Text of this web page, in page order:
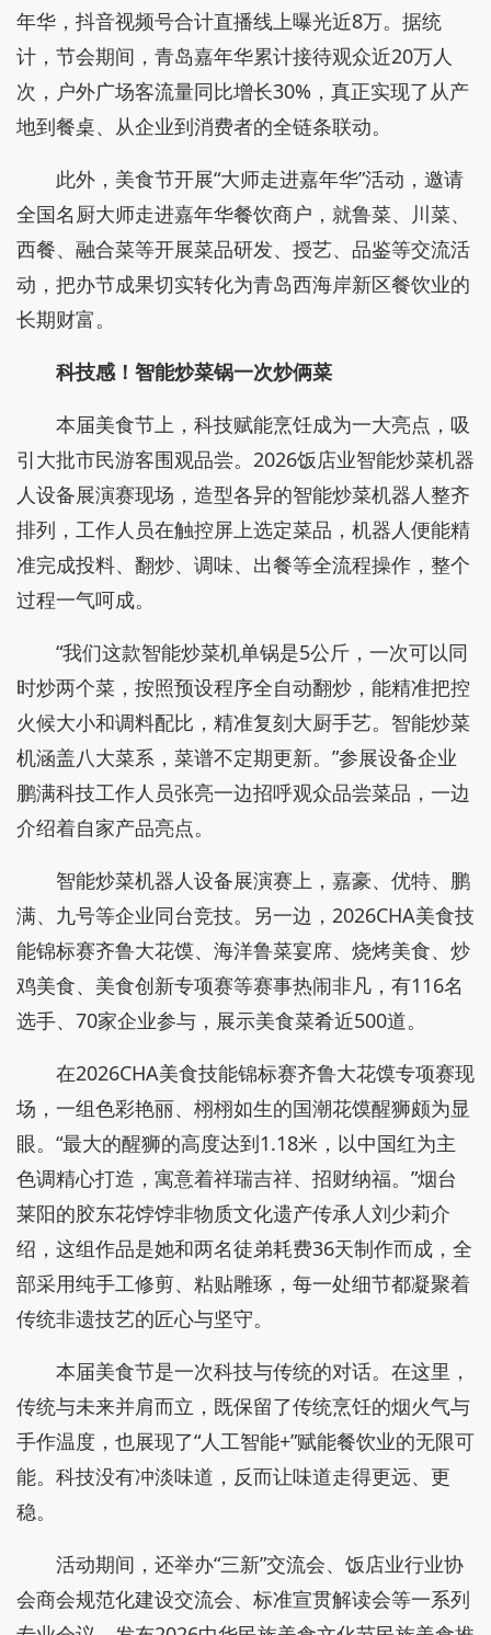
年华，抖音视频号合计直播线上曝光近8万。据统
计，节会期间，青岛嘉年华累计接待观众近20万人
次，户外广场客流量同比增长30%，真正实现了从产
地到餐桌、从企业到消费者的全链条联动。
此外，美食节开展“大师走进嘉年华”活动，邀请
全国名厨大师走进嘉年华餐饮商户，就鲁菜、川菜、
西餐、融合菜等开展菜品研发、授艺、品鉴等交流活
动，把办节成果切实转化为青岛西海岸新区餐饮业的
长期财富。
科技感！智能炒菜锅一次炒俩菜
本届美食节上，科技赋能烹饪成为一大亮点，吸
引大批市民游客围观品尝。2026饭店业智能炒菜机器
人设备展演赛现场，造型各异的智能炒菜机器人整齐
排列，工作人员在触控屏上选定菜品，机器人便能精
准完成投料、翻炒、调味、出餐等全流程操作，整个
过程一气呵成。
“我们这款智能炒菜机单锅是5公斤，一次可以同
时炒两个菜，按照预设程序全自动翻炒，能精准把控
火候大小和调料配比，精准复刻大厨手艺。智能炒菜
机涵盖八大菜系，菜谱不定期更新。”参展设备企业
鹏满科技工作人员张亮一边招呼观众品尝菜品，一边
介绍着自家产品亮点。
智能炒菜机器人设备展演赛上，嘉豪、优特、鹏
满、九号等企业同台竞技。另一边，2026CHA美食技
能锦标赛齐鲁大花馍、海洋鲁菜宴席、烧烤美食、炒
鸡美食、美食创新专项赛等赛事热闹非凡，有116名
选手、70家企业参与，展示美食菜肴近500道。
在2026CHA美食技能锦标赛齐鲁大花馍专项赛现
场，一组色彩艳丽、栩栩如生的国潮花馍醒狮颇为显
眼。“最大的醒狮的高度达到1.18米，以中国红为主
色调精心打造，寓意着祥瑞吉祥、招财纳福。”烟台
莱阳的胶东花饽饽非物质文化遗产传承人刘少莉介
绍，这组作品是她和两名徒弟耗费36天制作而成，全
部采用纯手工修剪、粘贴雕琢，每一处细节都凝聚着
传统非遗技艺的匠心与坚守。
本届美食节是一次科技与传统的对话。在这里，
传统与未来并肩而立，既保留了传统烹饪的烟火气与
手作温度，也展现了“人工智能+”赋能餐饮业的无限可
能。科技没有冲淡味道，反而让味道走得更远、更
稳。
活动期间，还举办“三新”交流会、饭店业行业协
会商会规范化建设交流会、标准宣贯解读会等一系列